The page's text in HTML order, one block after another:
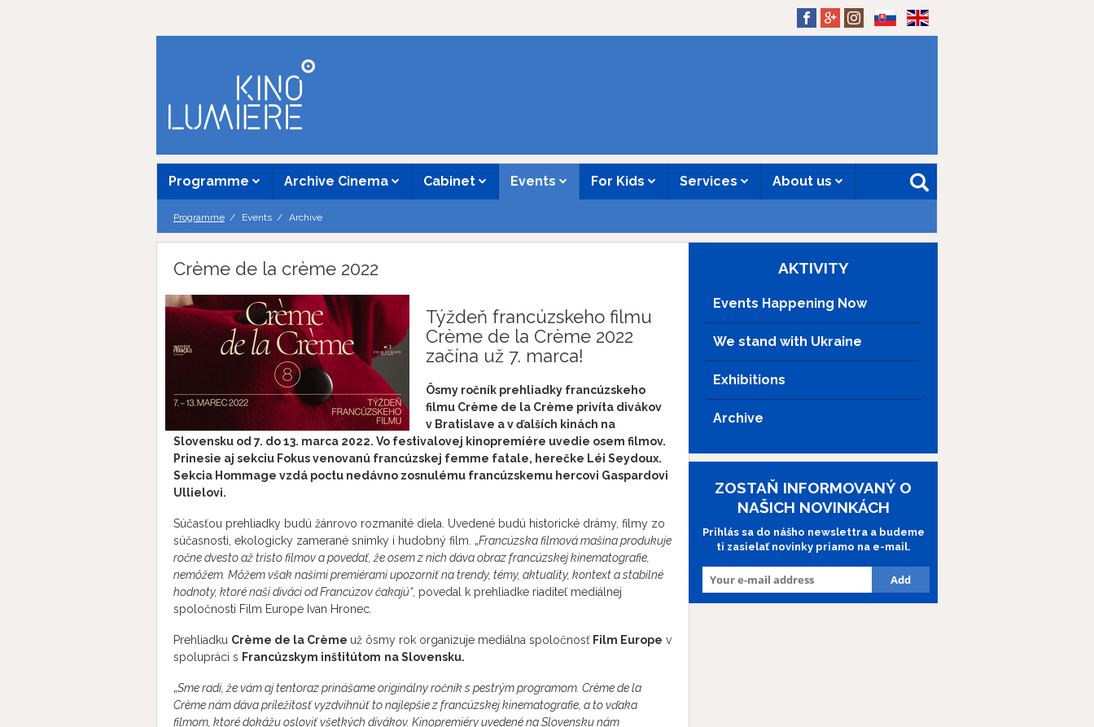
Programme Archive Cinema Cabinet Events For Kids Services About us
Programme Events Archive
Crème de la crème 2022
Týždeň francúzskeho filmu
Crème de la Crème 2022
začína už 7. marca!
Ôsmy ročník prehliadky francúzskeho
filmu Crème de la Crème privíta divákov
v Bratislave a v ďalších kinách na
Slovensku od 7. do 13. marca 2022. Vo festivalovej kinopremiére uvedie osem filmov.
Prinesie aj sekciu Fokus venovanú francúzskej femme fatale, herečke Léi Seydoux.
Sekcia Hommage vzdá poctu nedávno zosnulému francúzskemu hercovi Gaspardovi
Ullielovi.
Súčasťou prehliadky budú žánrovo rozmanité diela. Uvedené budú historické drámy, filmy zo
súčasnosti, ekologicky zamerané snímky i hudobný film. „Francúzska filmová mašina produkuje
ročne dvesto až tristo filmov a povedať, že osem z nich dáva obraz francúzskej kinematografie,
nemôžem. Môžem však našimi premiérami upozorniť na trendy, témy, aktuality, kontext a stabilné
hodnoty, ktoré naši diváci od Francúzov čakajú“, povedal k prehliadke riaditeľ mediálnej
spoločnosti Film Europe Ivan Hronec.
Prehliadku Crème de la Crème už ôsmy rok organizuje mediálna spoločnosť Film Europe v
spolupráci s Francúzskym inštitútom na Slovensku.
„Sme radi, že vám aj tentoraz prinášame originálny ročník s pestrým programom. Crème de la
Crème nám dáva príležitosť vyzdvihnúť to najlepšie z francúzskej kinematografie, a to vďaka
filmom, ktoré dokážu osloviť všetkých divákov. Kinopremiéry uvedené na Slovensku nám
AKTIVITY
Events Happening Now
We stand with Ukraine
Exhibitions
Archive
ZOSTAŇ INFORMOVANÝ O
NAŠICH NOVINKÁCH
Prihlás sa do nášho newslettra a budeme
ti zasielať novinky priamo na e-mail.